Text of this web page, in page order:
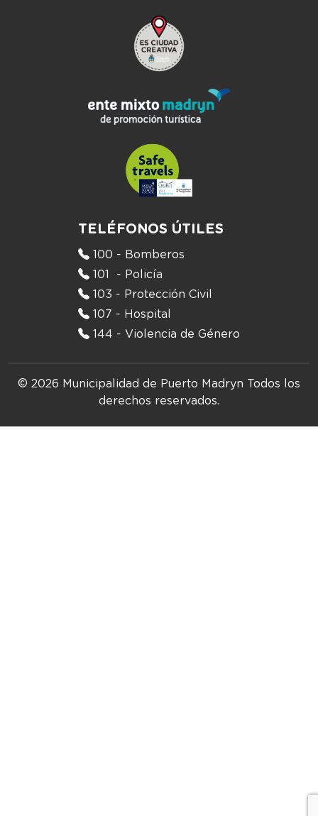
TELÉFONOS ÚTILES
100 - Bomberos
101 - Policía
103 - Protección Civil
107 - Hospital
144 - Violencia de Género
© 2026 Municipalidad de Puerto Madryn Todos los
derechos reservados.